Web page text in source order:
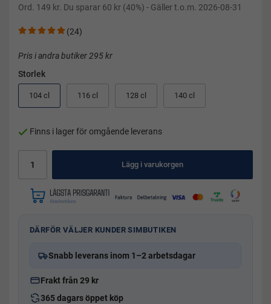
Ord. 149 kr. Du sparar 60 kr (40%) - Gäller t.o.m. 2026-08-31
(24)
Pris i andra butiker 295 kr
Storlek
104 cl 116 cl 128 cl 140 cl
Finns i lager för omgående leverans
Lägg i varukorgen
DÄRFÖR VÄLJER KUNDER SIMBUTIKEN
Snabb leverans inom 1–2 arbetsdagar
Frakt från 29 kr
365 dagars öppet köp